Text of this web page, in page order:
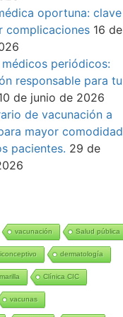
oportuna: clave
complicaciones 16 de
médicos periódicos:
responsable para tu
de junio de 2026
de vacunación a
mayor comodidad
pacientes. 29 de
vacunación Salud pública
dermatología
Clínica CIC
vacunas